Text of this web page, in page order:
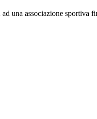
una associazione sportiva